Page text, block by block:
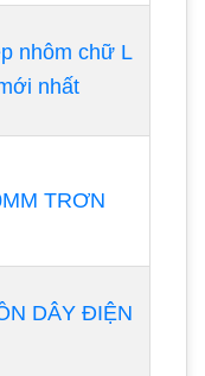
nhôm chữ L
nhất
TRƠN
DÂY ĐIỆN